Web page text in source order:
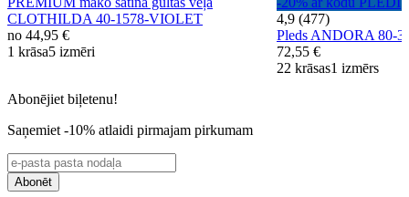
CLOTHILDA 40-1578-VIOLET
no 44,95 €
1 krāsa5 izmēri
4,9 (477)
Pleds ANDORA 80-
72,55 €
22 krāsas1 izmērs
Abonējiet biļetenu!
Saņemiet -10% atlaidi pirmajam pirkumam
Abonēt